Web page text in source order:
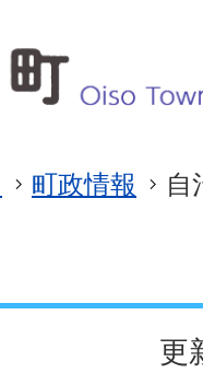
町政情報 自
更